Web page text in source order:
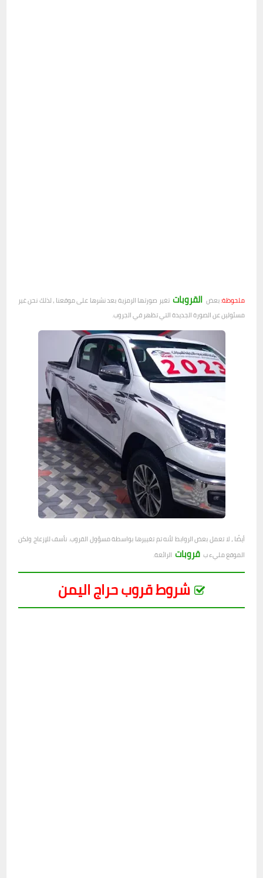
ملحوظة:بعض القروبات تغير صورتها الرمزية بعد نشرها على موقعنا ، لذلك نحن غير
مسئولين عن الصورة الجديدة التي تظهر في الجروب.
أيضًا ، لا تعمل بعض الروابط لأنه تم تغييرها بواسطة مسؤول القروب. نأسف للإزعاج ولكن
الموقع مليء ب قروبات الرائعة.
شروط قروب حراج اليمن